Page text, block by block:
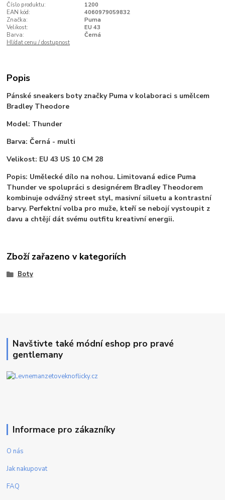
Číslo produktu:
1200
EAN kód:
4060979059832
Značka:
Puma
Velikost:
EU 43
Barva:
Černá
Hlídat cenu / dostupnost
Popis
Pánské sneakers boty značky Puma v kolaboraci s umělcem
Bradley Theodore
Model: Thunder
Barva: Černá - multi
Velikost: EU 43 US 10 CM 28
Popis: Umělecké dílo na nohou. Limitovaná edice Puma
Thunder ve spolupráci s designérem Bradley Theodorem
kombinuje odvážný street styl, masivní siluetu a kontrastní
barvy. Perfektní volba pro muže, kteří se nebojí vystoupit z
davu a chtějí dát svému outfitu kreativní energii.
Zboží zařazeno v kategoriích
Boty
Navštivte také módní eshop pro pravé
gentlemany
Informace pro zákazníky
O nás
Jak nakupovat
FAQ